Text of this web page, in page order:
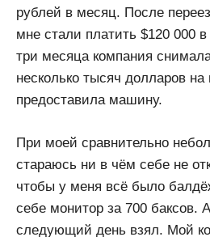
рублей в месяц. После
мне стали платить $120 000
три месяца компания
несколько тысяч долларов
предоставила машину.
При моей сравнительно
стараюсь ни в чём себе не
чтобы у меня всё было
себе монитор за 700 баксов.
следующий день взял. Мой